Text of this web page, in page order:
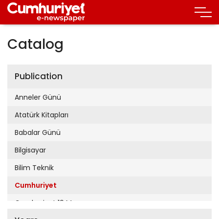
Catalog
Publication
Anneler Günü
Atatürk Kitapları
Babalar Günü
Bilgisayar
Bilim Teknik
Cumhuriyet
Cumhuriyet 19 Mayıs